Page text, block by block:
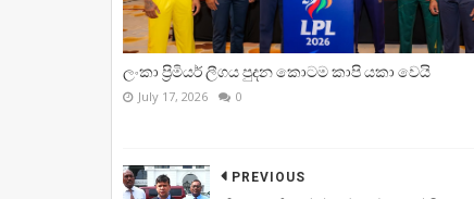
ලංකා ප්‍රිමියර් ලීගය පුදන කොටම කාපි යකා වෙයි
July 17, 2026 0
PREVIOUS